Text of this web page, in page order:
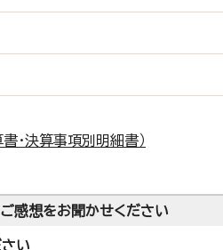
・決算事項別明細書）
ご感想をお聞かせください
い